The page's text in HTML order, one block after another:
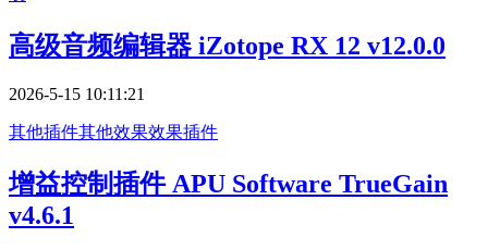
高级音频编辑器 iZotope RX 12 v12.0.0
2026-5-15 10:11:21
其他插件其他效果效果插件
增益控制插件 APU Software TrueGain
v4.6.1